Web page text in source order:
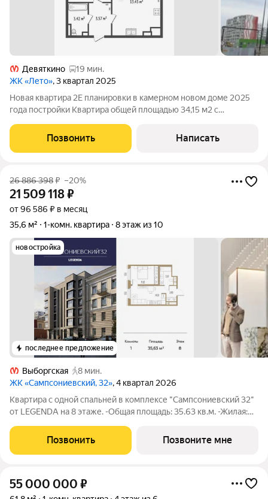
Девяткино
19 мин.
ЖК «Лето», 3 квартал 2025
Новая квартира 2Е планировки в камерном новом доме 2025
года постройки Квартира общей площадью 34,15 м2 с
В квартире полная чистовая отделка: обои под покраску с
белой водоэмульсионной
Позвонить Написать
26 886 398₽ –20%
21 509 118₽
от 96 586 ₽ в месяц
35,6 м²
1-комн. квартира 8 этаж из 10
новостройка
последнее предложение
Выборгская
8 мин.
ЖК «Сампсониевский, 32», 4 квартал 2026
Квартира с одной спальней в комплексе "Сампсониевский 32"
от LEGENDA на 8 этаже. -Общая площадь: 35.63 кв.м. -Жилая:
-Высота потолков 2.7 м. Все окна выходят на одну сторону. В
квартире один
Позвонить Позвоните мне
55 000 000 ₽